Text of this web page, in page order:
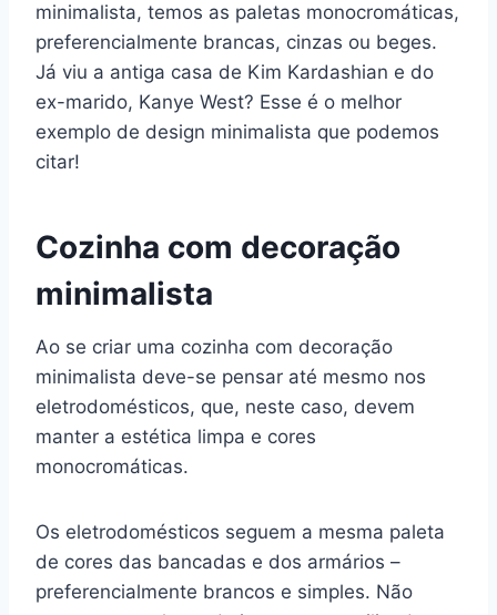
minimalista, temos as paletas monocromáticas,
preferencialmente brancas, cinzas ou beges.
Já viu a antiga casa de Kim Kardashian e do
ex-marido, Kanye West? Esse é o melhor
exemplo de design minimalista que podemos
citar!
Cozinha com decoração
minimalista
Ao se criar uma cozinha com decoração
minimalista deve-se pensar até mesmo nos
eletrodomésticos, que, neste caso, devem
manter a estética limpa e cores
monocromáticas.
Os eletrodomésticos seguem a mesma paleta
de cores das bancadas e dos armários –
preferencialmente brancos e simples. Não